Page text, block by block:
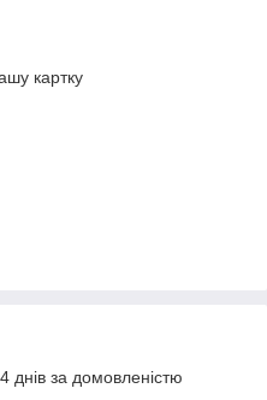
картку
днів за домовленістю